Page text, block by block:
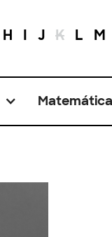
H I J K L M
Matemática